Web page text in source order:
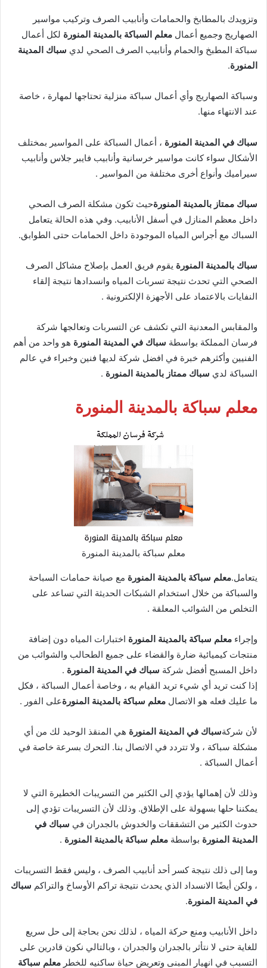
وتزويدك بالمطابخ والحمامات وأنابيب الصرف وتركيب مواسير
الصهاريج وجميع أعمال معلم السباكة بالمدينة المنورة لكل أعمال
سباكة المطبخ والحمام وأنابيب الصرف الصحي لدي سباك المدينة
المنورة.
وسباكة الصهاريج وأي أعمال سباكة منزلية تحتاجها لمهارة ، خاصة
عند الانتهاء منها.
سباك في المدينة المنورة ، أعمال السباكة على المواسير بمختلف
الأشكال سواء كانت مواسير خرسانية وأنابيب فايبر جلاس وأنابيب
سيراميك وأنواع أخرى مختلفة من المواسير .
سباك ممتاز بالمدينة المنورةحيث تكون مشكلة الصرف الصحي
داخل معظم المنازل في أسفل الأنابيب. وفي هذه الحالة يتعامل
السباك مع أجراس المياه الموجودة داخل الحمامات حتى الطوابق.
سباك بالمدينة المنورة يقوم فريق العمل بإصلاح مشاكل الصرف
الصحي التي تحدث نتيجة تسربات المياه وانسدادها نتيجة إلقاء
النفايات بالاعتماد على الأجهزة الإلكترونية .
والمقابس المعدنية التي تكشف عن التسربات وتعالجها شركة
فرسان المملكة بواسطة سباك في المدينة المنورة هو واحد من أهم
الفنيين وأكثرهم خبرة في افضل شركة لديها فنين وخبراء في عالم
السباكة لدي سباك ممتاز بالمدينة المنورة .
معلم سباكة بالمدينة المنورة
معلم سباكة بالمدينة المنورة
يتعامل.معلم سباكة بالمدينة المنورة مع صيانة حمامات السباحة
والسباكة من خلال استخدام الشبكات الحديثة التي تساعد على
التخلص من الشوائب المعلقة .
وإجراء معلم سباكة بالمدينة المنورة اختبارات المياه دون إضافة
منتجات كيميائية ضارة والقضاء على جميع الطحالب والشوائب من
داخل المسبح أفضل شركة سباك في المدينة المنورة .
إذا كنت تريد أي شيء تريد القيام به ، وخاصة أعمال السباكة ، فكل
ما عليك فعله هو الاتصال معلم سباكة بالمدينة المنورةعلى الفور .
لأن شركةسباك في المدينة المنورة هي المنقذ الوحيد لك من أي
مشكلة سباكة ، ولا تتردد في الاتصال بنا. التحرك بسرعة خاصة في
أعمال السباكة .
وذلك لأن إهمالها يؤدي إلى الكثير من التسريبات الخطيرة التي لا
يمكننا حلها بسهولة على الإطلاق. وذلك لأن التسريبات تؤدي إلى
حدوث الكثير من التشققات والخدوش بالجدران في سباك في
المدينة المنورة بواسطة معلم سباكة بالمدينة المنورة .
وما إلى ذلك نتيجة كسر أحد أنابيب الصرف ، وليس فقط التسريبات
، ولكن أيضًا الانسداد الذي يحدث نتيجة تراكم الأوساخ والتراكم سباك
في المدينة المنورة.
داخل الأنابيب ومنع حركة المياه ، لذلك نحن بحاجة إلى حل سريع
للغاية حتى لا نتأثر بالجدران والجدران ، وبالتالي نكون قادرين على
التسبب في انهيار المبنى وتعريض حياة ساكنيه للخطر معلم سباكة